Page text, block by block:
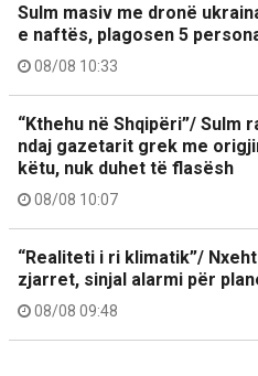
Sulm masiv me dronë
e naftës, plagosen 5
08/08 10:33
“Kthehu në Shqipëri”/
ndaj gazetarit grek me
këtu, nuk duhet të flasësh
08/08 10:07
“Realiteti i ri klimatik”/
zjarret, sinjal alarmi për
08/08 09:48